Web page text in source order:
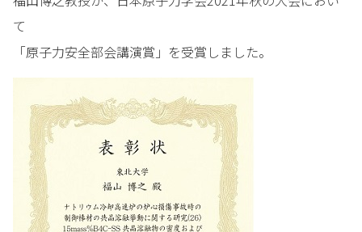
て
「原子力安全部会講演賞」を受賞しました。